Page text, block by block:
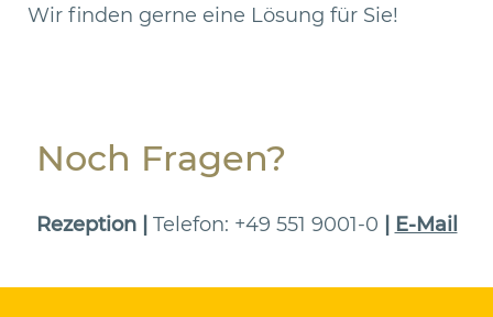
Wir finden gerne eine Lösung für Sie!
Noch Fragen?
Rezeption | Telefon: +49 551 9001-0 E-Mail